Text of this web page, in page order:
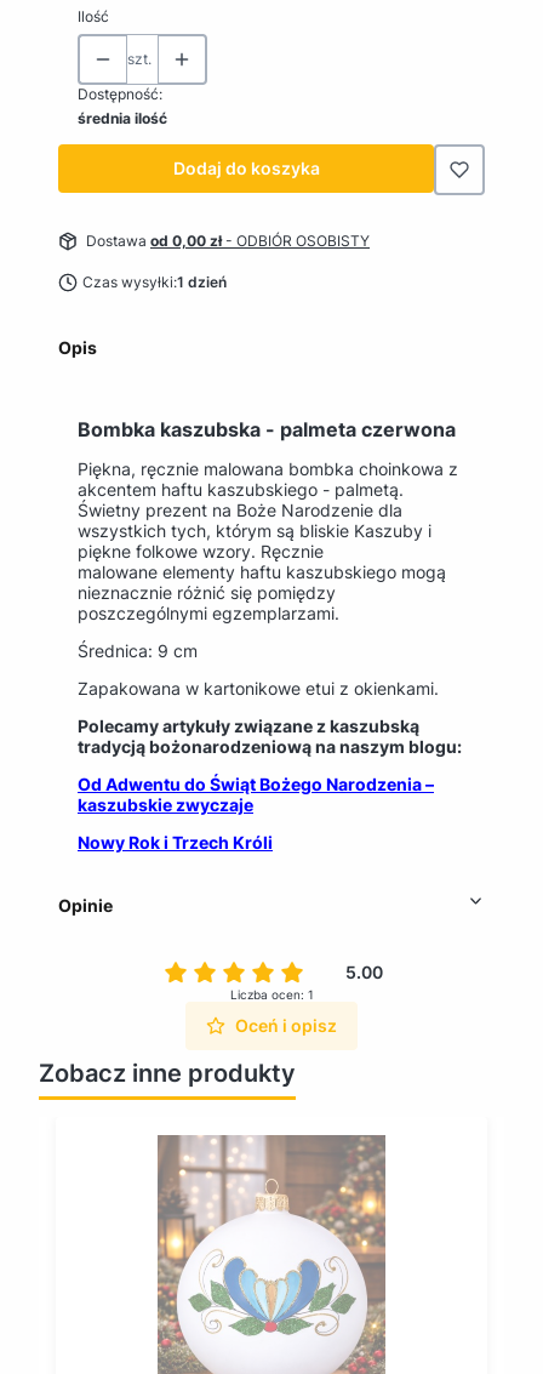
Ilość
szt.
Dostępność:
średnia ilość
Dodaj do koszyka
Dostawa od 0,00 zł- ODBIÓR OSOBISTY
Czas wysyłki:1 dzień
Opis
Bombka kaszubska - palmeta czerwona
Piękna, ręcznie malowana bombka choinkowa z
akcentem haftu kaszubskiego - palmetą.
Świetny prezent na Boże Narodzenie dla
wszystkich tych, którym są bliskie Kaszuby i
piękne folkowe wzory. Ręcznie
malowane elementy haftu kaszubskiego mogą
nieznacznie różnić się pomiędzy
poszczególnymi egzemplarzami.
Średnica: 9 cm
Zapakowana w kartonikowe etui z okienkami.
Polecamy artykuły związane z kaszubską
tradycją bożonarodzeniową na naszym blogu:
Od Adwentu do Świąt Bożego Narodzenia –
kaszubskie zwyczaje
Nowy Rok i Trzech Króli
Opinie
5.00
Liczba ocen: 1
Oceń i opisz
Zobacz inne produkty